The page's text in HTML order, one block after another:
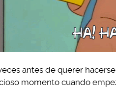
antes de querer
momento cuando